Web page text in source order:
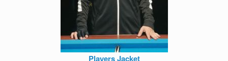
Players Jacket